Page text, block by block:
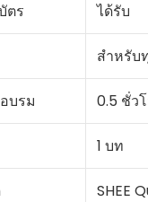
ตร ได้รับ
สำหรับ
บรม 0.5 ชั่ว
1 บท
SHEE